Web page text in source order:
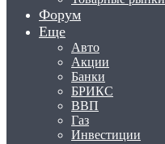
Форум
Еще
Авто
Акции
Банки
БРИКС
ВВП
Газ
Инвестиции